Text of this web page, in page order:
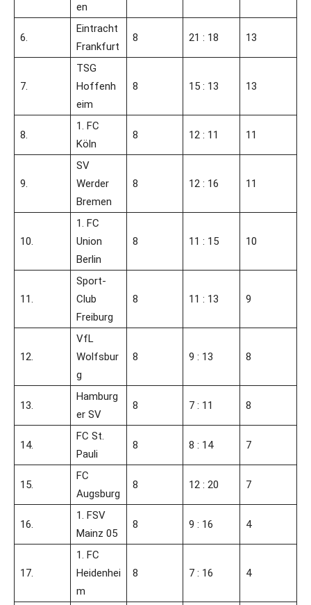
en
6.
Eintracht
Frankfurt
8 21 : 18 13
7.
TSG
Hoffenh
eim
8 15 : 13 13
8.
1. FC
Köln
8 12 : 11 11
9.
SV
Werder
Bremen
8 12 : 16 11
10.
1. FC
Union
Berlin
8 11 : 15 10
11.
Sport-
Club
Freiburg
8 11 : 13 9
12.
VfL
Wolfsbur
g
8 9 : 13 8
13.
Hamburg
er SV
8 7 : 11 8
14.
FC St.
Pauli
8 8 : 14 7
15.
FC
Augsburg
8 12 : 20 7
16.
1. FSV
Mainz 05
8 9 : 16 4
17.
1. FC
Heidenhei
m
8 7 : 16 4